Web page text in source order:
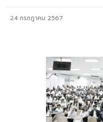
24 กรกฎาคม 2567